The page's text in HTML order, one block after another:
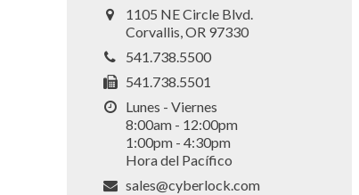
1105 NE Circle Blvd.
Corvallis, OR 97330
541.738.5500
541.738.5501
Lunes - Viernes
8:00am - 12:00pm
1:00pm - 4:30pm
Hora del Pacífico
sales@cyberlock.com